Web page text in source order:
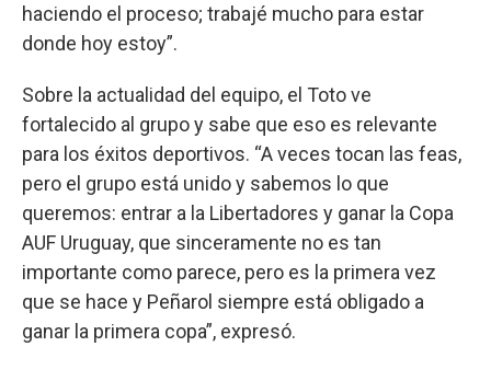
haciendo el proceso; trabajé mucho para estar
donde hoy estoy”.
Sobre la actualidad del equipo, el Toto ve
fortalecido al grupo y sabe que eso es relevante
para los éxitos deportivos. “A veces tocan las feas,
pero el grupo está unido y sabemos lo que
queremos: entrar a la Libertadores y ganar la Copa
AUF Uruguay, que sinceramente no es tan
importante como parece, pero es la primera vez
que se hace y Peñarol siempre está obligado a
ganar la primera copa”, expresó.